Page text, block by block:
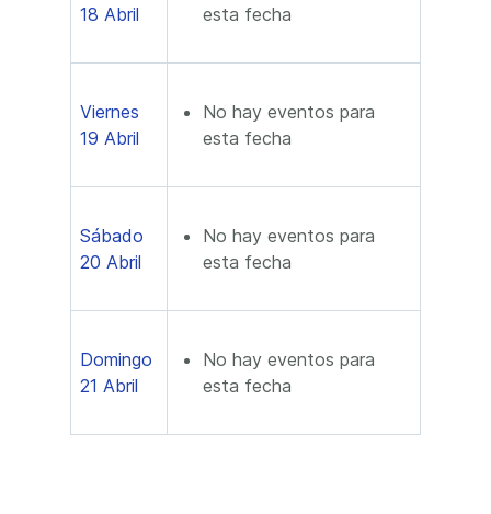
18 Abril
esta fecha
Viernes
19 Abril
No hay eventos para
esta fecha
Sábado
20 Abril
No hay eventos para
esta fecha
Domingo
21 Abril
No hay eventos para
esta fecha